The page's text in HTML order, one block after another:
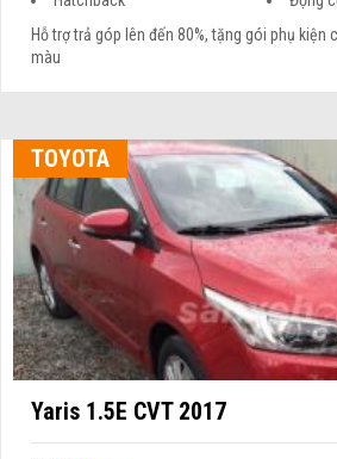
Hỗ trợ trả góp lên đến 80%, tặng gói phụ kiện
màu
TOYOTA
Yaris 1.5E CVT 2017